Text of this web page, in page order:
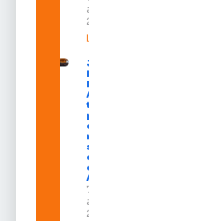
agosto de
2026
Leia mais »
Juiz
Diego
Moura de
Araújo
toma
posse
como
membro
substituto
do Pleno
do TRE-
AP
7 de
agosto de
2026